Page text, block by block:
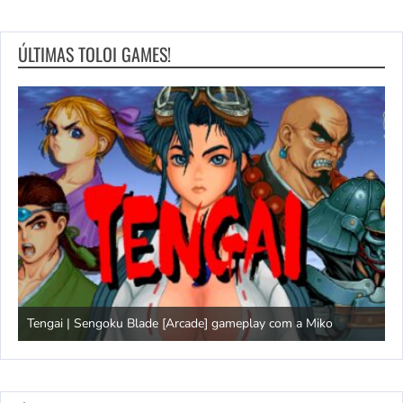
ÚLTIMAS TOLOI GAMES!
Tengai | Sengoku Blade [Arcade] gameplay com a Miko